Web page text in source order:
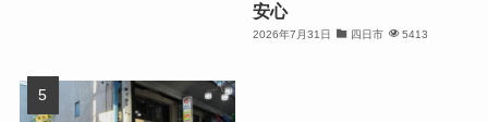
安心
2026年7月31日 四日市 5413